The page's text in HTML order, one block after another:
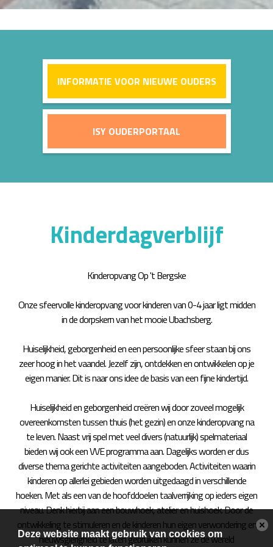
INFORMATIE VOOR NIEUWE OUDERS
ISY OUDERPORTAAL
Kinderdagverblijf
Kinderopvang Op 't Bergske
Onze sfeervolle kinderopvang voor kinderen van 0-4 jaar ligt midden
in de dorpskern van het mooie Ubachsberg.
Huiselijkheid, geborgenheid en een persoonlijke sfeer staan bij ons
zeer hoog in het vaandel. Jezelf zijn, ontdekken en ontwikkelen op je
eigen manier. Dit is naar ons idee de basis van een fijne kindertijd.
Huiselijkheid en geborgenheid creëren wij door zoveel mogelijk
overeenkomsten tussen thuis (het gezin) en onze kinderopvang na
te leven. Naast vrij spel met veel divers (natuurlijk) spelmateriaal
bieden wij ook een VVE programma aan. Dagelijks worden er dus
diverse thema gerichte activiteiten aangeboden. Activiteiten waarin
kinderen op allerlei gebieden worden uitgedaagd in verschillende
hoeken. Met als een van de hoofddoelen taalverrijking op ieders eigen
niveau. Denk hierbij aan een bouwhoek, atelier en huishoek. Door de
ontwikkeling te stimuleren en de kinderen hun eigen verwondering en
nieuwsgierigheid te laten gebruiken kunnen ze de wereld
Deze website maakt gebruik van cookies om